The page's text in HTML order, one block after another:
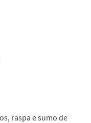
raspa e sumo de